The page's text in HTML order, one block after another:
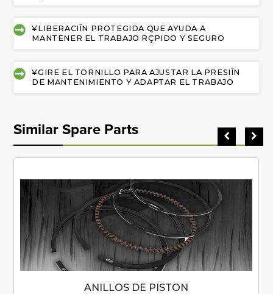
¥LIBERACIÎN PROTEGIDA QUE AYUDA A
MANTENER EL TRABAJO RÇPIDO Y SEGURO
¥GIRE EL TORNILLO PARA AJUSTAR LA PRESIÎN
DE MANTENIMIENTO Y ADAPTAR EL TRABAJO
Similar Spare Parts
ANILLOS DE PISTON